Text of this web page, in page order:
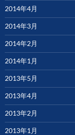
2014年4月
2014年3月
2014年2月
2014年1月
2013年5月
2013年4月
2013年2月
2013年1月